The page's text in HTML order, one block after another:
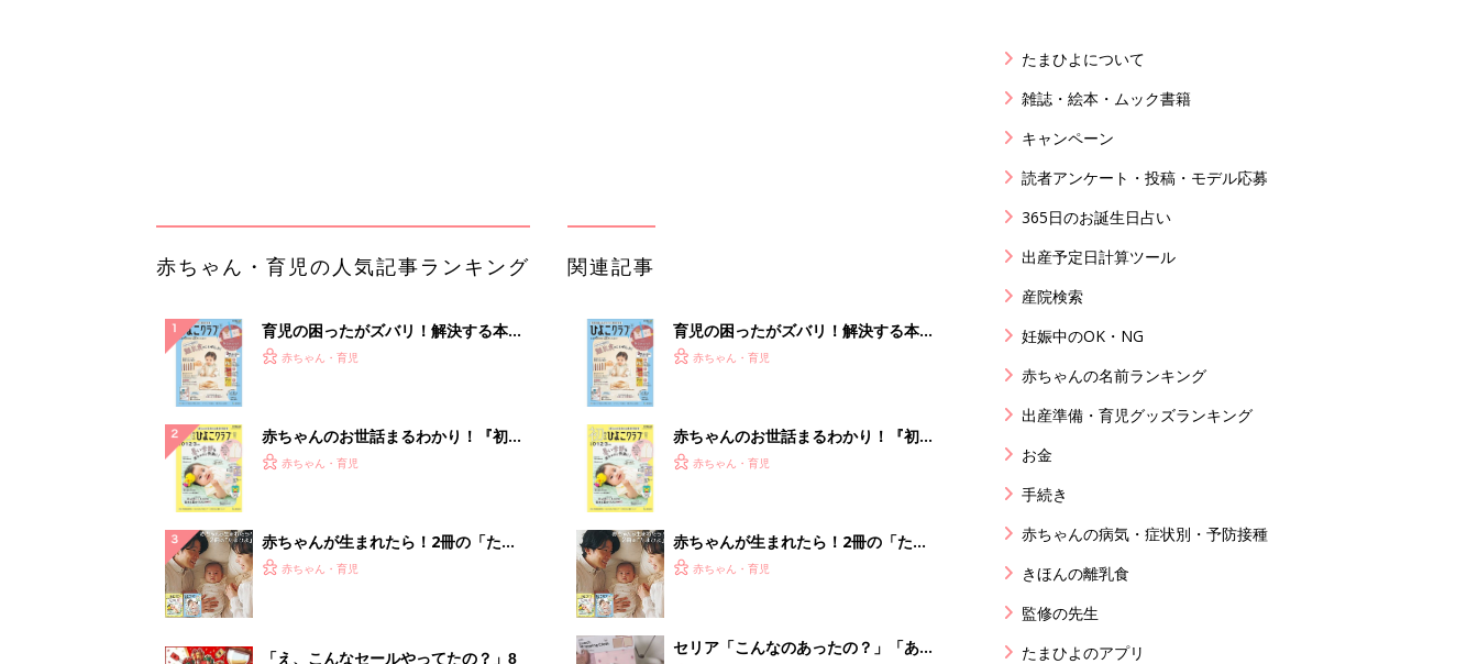
0％OFF以上が続々登場！Amazonの
本気が...
PR（Amazon）
ランキングをもっと見る
に使えるアイテム5選
mazonタイムセールが見逃せない
PR（Amazon）
たまひよについて
雑誌・絵本・ムック書籍
キャンペーン
読者アンケート・投稿・モデル応募
365日のお誕生日占い
出産予定日計算ツール
産院検索
妊娠中のOK・NG
赤ちゃんの名前ランキング
出産準備・育児グッズランキング
お金
手続き
赤ちゃんの病気・症状別・予防接種
きほんの離乳食
監修の先生
たまひよのアプリ